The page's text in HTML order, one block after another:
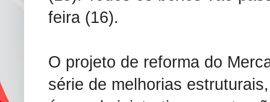
feira (16).
O projeto de reforma do
série de melhorias